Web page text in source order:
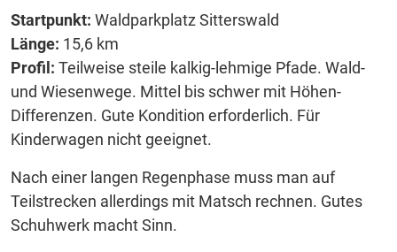
Startpunkt: Waldparkplatz Sitterswald
Länge: 15,6 km
Profil: Teilweise steile kalkig-lehmige Pfade. Wald-
und Wiesenwege. Mittel bis schwer mit Höhen-
Differenzen. Gute Kondition erforderlich. Für
Kinderwagen nicht geeignet.
Nach einer langen Regenphase muss man auf
Teilstrecken allerdings mit Matsch rechnen. Gutes
Schuhwerk macht Sinn.